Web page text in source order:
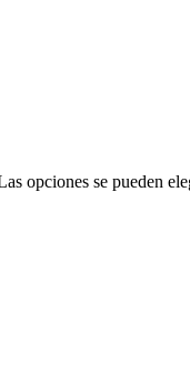
opciones se pueden